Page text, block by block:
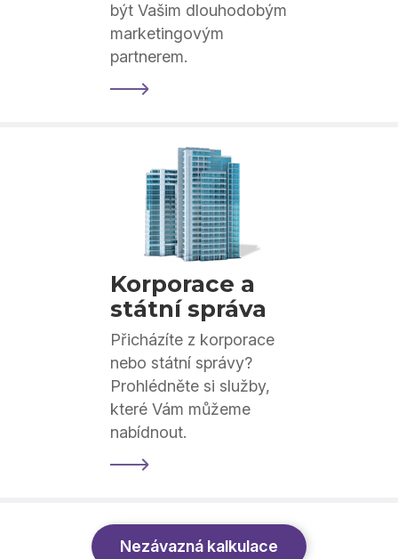
být Vašim dlouhodobým
marketingovým
partnerem.
Korporace a
státní správa
Přicházíte z korporace
nebo státní správy?
Prohlédněte si služby,
které Vám můžeme
nabídnout.
Nezávazná kalkulace